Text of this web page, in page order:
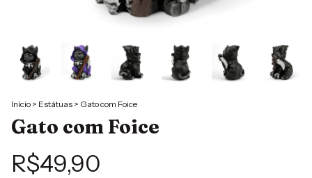
Início > Estátuas > Gato com Foice
Gato com Foice
R$49,90